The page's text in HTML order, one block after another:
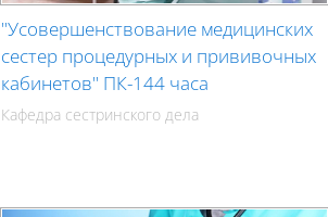
"Усовершенствование медицинских
сестер процедурных и прививочных
кабинетов" ПК-144 часа
Кафедра сестринского дела